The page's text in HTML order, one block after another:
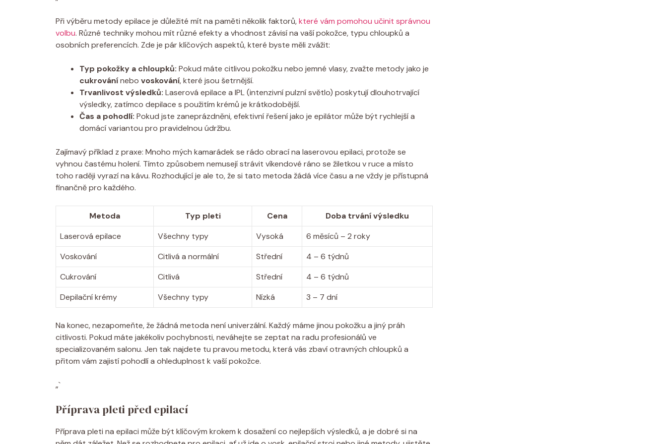
Při výběru metody epilace je důležité mít na paměti několik faktorů,které vám pomohou učinit správnou
volbu. Různé techniky mohou mít různé efekty a vhodnost závisí na vaší pokožce, typu chloupků a
osobních preferencích. Zde je pár klíčových aspektů, které byste měli zvážit:
Typ pokožky a chloupků: Pokud máte citlivou pokožku nebo jemné vlasy, zvažte metody jako je
cukrovánínebo voskování, které jsou šetrnější.
Trvanlivost výsledků: Laserová epilace a IPL (intenzivní pulzní světlo) poskytují dlouhotrvající
výsledky, zatímco depilace s použitím krémů je krátkodobější.
Čas a pohodlí: Pokud jste zaneprázdněni, efektivní řešení jako je epilátor může být rychlejší a
domácí variantou pro pravidelnou údržbu.
Zajímavý příklad z praxe: Mnoho mých kamarádek se rádo obrací na laserovou epilaci, protože se
vyhnou častému holení. Tímto způsobem nemusejí strávit víkendové ráno se žiletkou v ruce a místo
toho raději vyrazí na kávu. Rozhodující je ale to, že si tato metoda žádá více času a ne vždy je přístupná
finančně pro každého.
Metoda Typ pleti Cena
Doba trvání výsledku
Laserová epilace
Všechny typy Vysoká
6 měsíců – 2 roky
Voskování
Citlivá a normální Střední
4 – 6 týdnů
Cukrování
Citlivá Střední
4 – 6 týdnů
Depilační krémy
Všechny typy Nízká 3 – 7 dní
Na konec, nezapomeňte, že žádná metoda není univerzální. Každý máme jinou pokožku a jiný práh
citlivosti. Pokud máte jakékoliv pochybnosti, neváhejte se zeptat na radu profesionálů ve
specializovaném salonu. Jen tak najdete tu pravou metodu, která vás zbaví otravných chloupků a
přitom vám zajistí pohodlí a ohleduplnost k vaší pokožce.
„`
Příprava pleti před epilací
Příprava pleti na epilaci může být klíčovým krokem k dosažení co nejlepších výsledků, a je dobré si na